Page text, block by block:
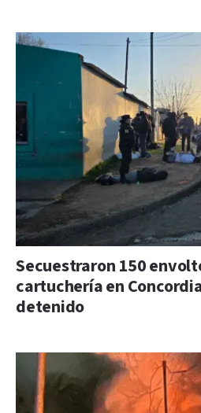
Secuestraron 150
cartuchería en
detenido